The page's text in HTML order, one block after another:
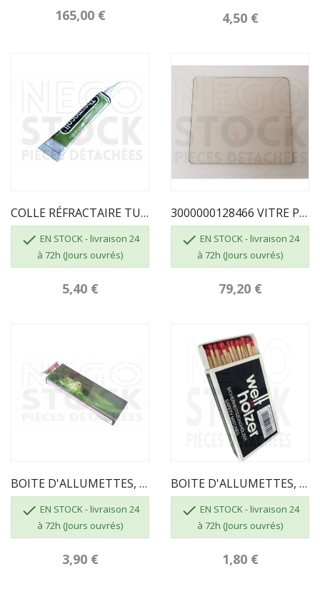
165,00 € 4,50 €
COLLE RÉFRACTAIRE TUBE DE 17 ML
 EN STOCK - livraison 24
à 72h (Jours ouvrés)
5,40 €
3000000128466 VITRE PORTE FOYER ETNA 5T / ETNA 7T
 EN STOCK - livraison 24
à 72h (Jours ouvrés)
79,20 €
BOITE D'ALLUMETTES, 55 Pcs, Longueur 195mm
 EN STOCK - livraison 24
à 72h (Jours ouvrés)
3,90 €
BOITE D'ALLUMETTES, 55 Pcs, Longueur 100 Mm
 EN STOCK - livraison 24
à 72h (Jours ouvrés)
1,80 €